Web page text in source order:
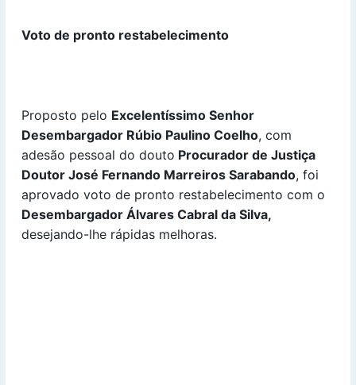
Voto de pronto restabelecimento
Proposto pelo Excelentíssimo Senhor
Desembargador Rúbio Paulino Coelho, com
adesão pessoal do douto Procurador de Justiça
DoutorJosé Fernando Marreiros Sarabando, foi
aprovado voto de pronto restabelecimento com o
Desembargador Álvares Cabral da Silva,
desejando-lhe rápidas melhoras.